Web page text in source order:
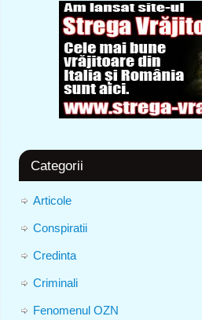
Categorii
Articole
Conspiratii
Credinta
Criminali
Fenomenul OZN